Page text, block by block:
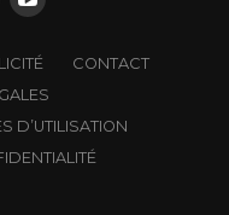
CONTACT
D’UTILISATION